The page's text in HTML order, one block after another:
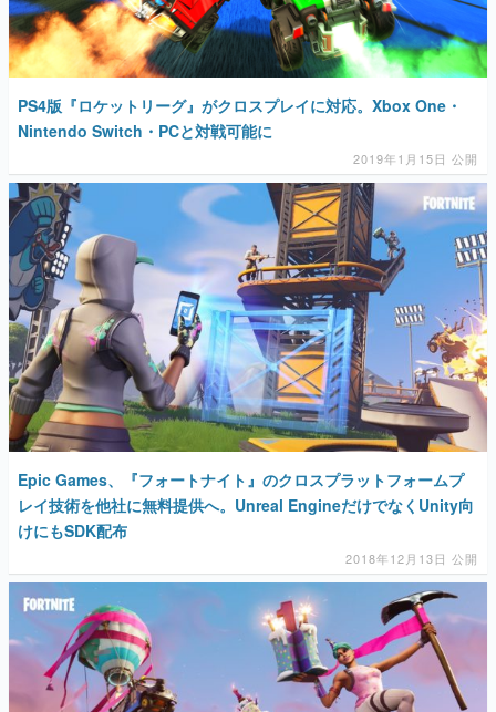
の起源や用法の変遷を、コンピューター文化史研究家・タ
イニーP氏が徹底調査。
カテゴリ
特集記事
マンガ
女性向け
アプリレビュー
その他
電ファミニコゲーマーとは？
運営：株式会社マレ
PS4版『ロケットリーグ』がクロスプレイに対応。Xbox One・
Nintendo Switch・PCと対戦可能に
2019年1月15日 公開
Epic Games、『フォートナイト』のクロスプラットフォームプ
レイ技術を他社に無料提供へ。Unreal EngineだけでなくUnity向
けにもSDK配布
2018年12月13日 公開